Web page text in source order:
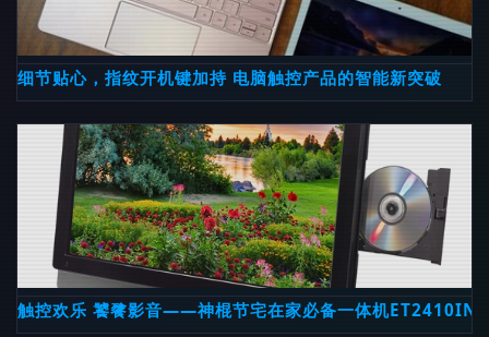
细节贴心，指纹开机键加持 电脑触控产品的智能新突破
触控欢乐 饕餮影音——神棍节宅在家必备一体机